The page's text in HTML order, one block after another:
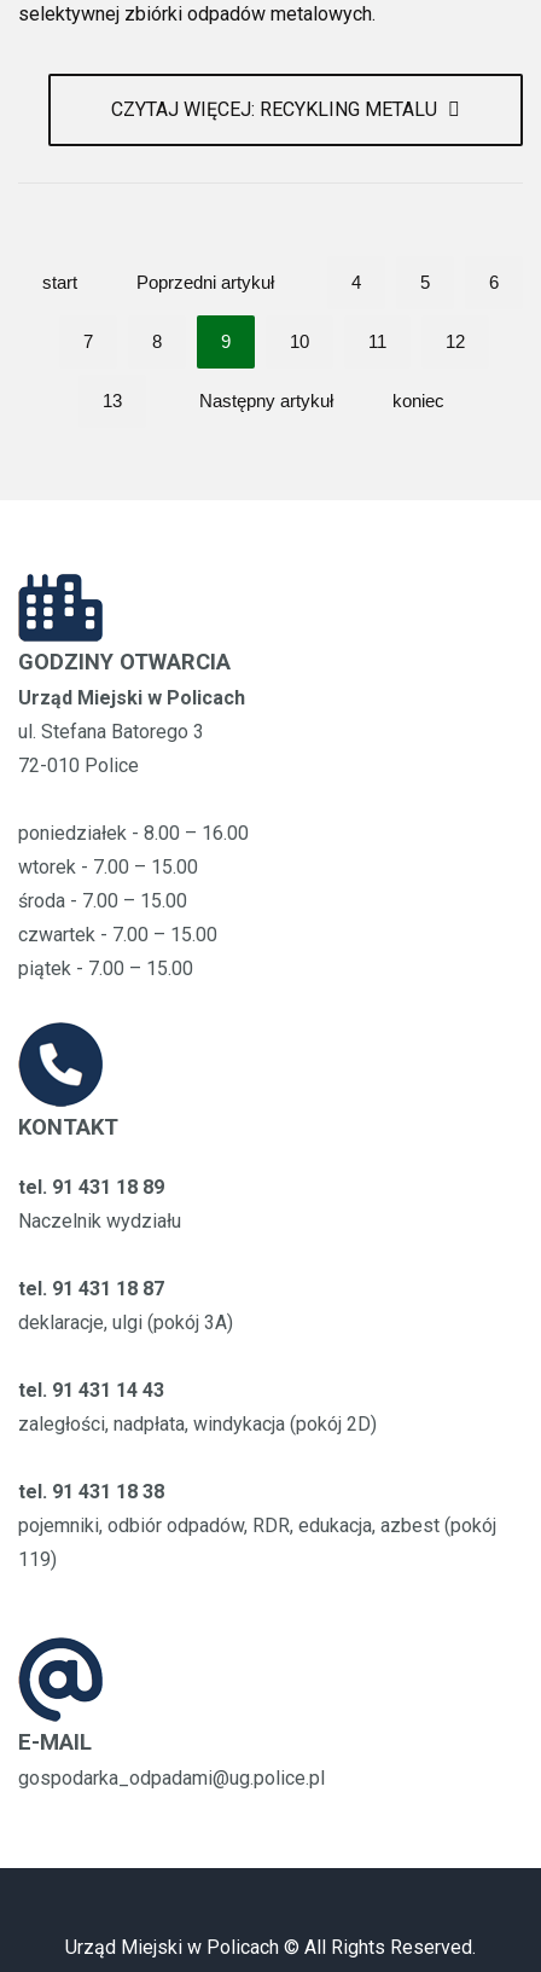
selektywnej zbiórki odpadów metalowych.
CZYTAJ WIĘCEJ: RECYKLING METALU
start Poprzedni artykuł 4 5 6
7 8 9 10 11 12
13 Następny artykuł koniec
GODZINY OTWARCIA
Urząd Miejski w Policach
ul. Stefana Batorego 3
72-010 Police
poniedziałek - 8.00 – 16.00
wtorek - 7.00 – 15.00
środa - 7.00 – 15.00
czwartek - 7.00 – 15.00
piątek - 7.00 – 15.00
KONTAKT
tel. 91 431 18 89
Naczelnik wydziału
tel. 91 431 18 87
deklaracje, ulgi (pokój 3A)
tel. 91 431 14 43
zaległości, nadpłata, windykacja (pokój 2D)
tel. 91 431 18 38
pojemniki, odbiór odpadów, RDR, edukacja, azbest (pokój
119)
E-MAIL
gospodarka_odpadami@ug.police.pl
Urząd Miejski w Policach © All Rights Reserved.